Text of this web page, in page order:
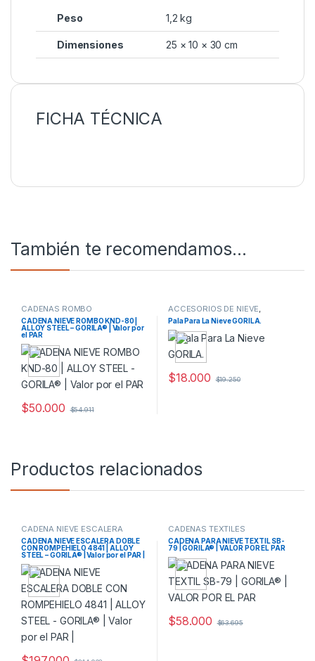
Peso 1,2 kg
Dimensiones 25 × 10 × 30 cm
FICHA TÉCNICA
También te recomendamos…
CADENAS ROMBO
CADENA NIEVE ROMBO KND-80 |
ALLOY STEEL – GORILA® | Valor por
el PAR
$50.000 $54.911
ACCESORIOS DE NIEVE,
AUTOMOVIL
Pala Para La Nieve GORILA.
$18.000 $19.250
Productos relacionados
CADENA NIEVE ESCALERA
DOBLE CON ROMPEHIELO
CADENA NIEVE ESCALERA DOBLE
CON ROMPEHIELO 4841 | ALLOY
STEEL – GORILA® | Valor por el PAR |
CADENAS TEXTILES
CADENA PARA NIEVE TEXTIL SB-
79 | GORILA® | VALOR POR EL PAR
$58.000 $63.695